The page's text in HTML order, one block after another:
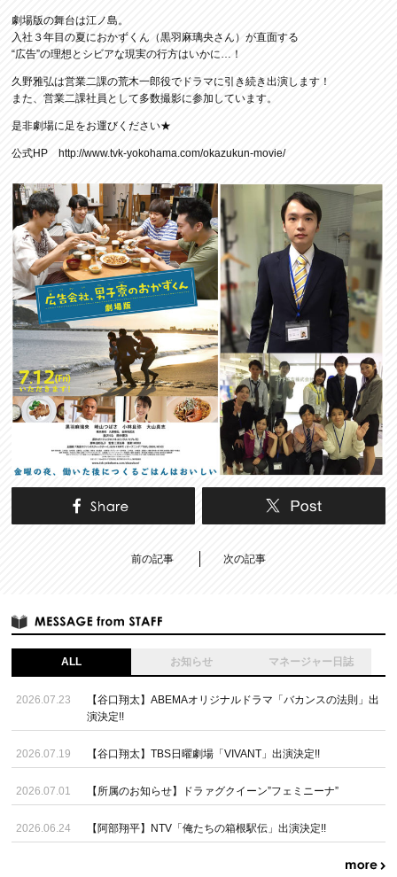
劇場版の舞台は江ノ島。
入社３年目の夏におかずくん（黒羽麻璃央さん）が直面する
“広告”の理想とシビアな現実の行方はいかに…！
久野雅弘は営業二課の荒木一郎役でドラマに引き続き出演します！
また、営業二課社員として多数撮影に参加しています。
是非劇場に足をお運びください★
公式HP http://www.tvk-yokohama.com/okazukun-movie/
前の記事 次の記事
ALL お知らせ マネージャー日誌
2026.07.23
【谷口翔太】ABEMAオリジナルドラマ「バカンスの法則」出
演決定!!
2026.07.19 【谷口翔太】TBS日曜劇場「VIVANT」出演決定!!
2026.07.01 【所属のお知らせ】ドラァグクイーン”フェミニーナ”
2026.06.24 【阿部翔平】NTV「俺たちの箱根駅伝」出演決定!!